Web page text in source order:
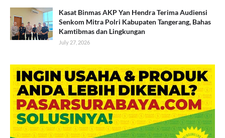
Kasat Binmas AKP Yan Hendra Terima Audiensi
Senkom Mitra Polri Kabupaten Tangerang, Bahas
Kamtibmas dan Lingkungan
July 27, 2026